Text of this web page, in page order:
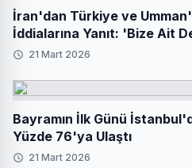
İran'dan Türkiye ve
İddialarına Yanıt: 'Bize Ait
21 Mart 2026
Bayramın İlk Günü
Yüzde 76'ya Ulaştı
21 Mart 2026